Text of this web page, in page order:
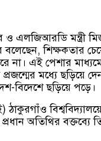
ও এলজিআরডি মন্ত্রী
শিক্ষকতার
না। এই পেশার
মধ্যে ছড়িয়ে
বিদেশে ছড়িয়ে পড়ে।
ঠাকুরগাঁও
অতিথির বক্তব্যে